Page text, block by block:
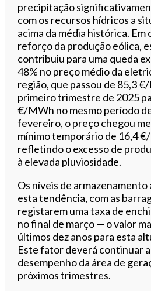
precipitação
com os recursos hídricos a
acima da média histórica.
reforço da produção eólica,
contribuiu para uma queda
48% no preço médio da
região, que passou de 85,3
primeiro trimestre de 2025
€/MWh no mesmo período
fevereiro, o preço chegou
mínimo temporário de 16,4
refletindo o excesso de
à elevada pluviosidade.
Os níveis de
esta tendência, com as
registarem uma taxa de
no final de março — o valor
últimos dez anos para esta
Este fator deverá continuar
desempenho da área de
próximos trimestres.